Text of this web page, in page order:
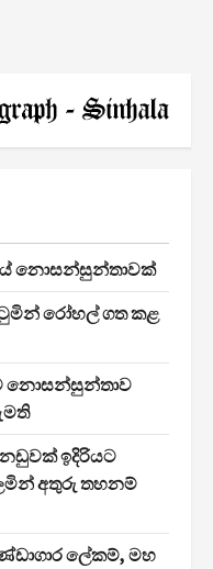
නොසන්සුන්තාවක්
රෝහල් ගත කළ
නොසන්සුන්තාව
ඉදිරියට
අතුරු තහනම්
ලේකම්, මහ